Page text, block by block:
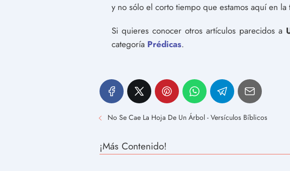
y no sólo el corto tiempo que estamos aquí en la
Si quieres conocer otros artículos parecidos a
categoría Prédicas.
No Se Cae La Hoja De Un Árbol - Versículos Bíblicos
¡Más Contenido!